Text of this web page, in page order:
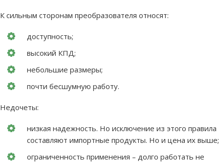
К сильным сторонам преобразователя относят:
доступность;
высокий КПД;
небольшие размеры;
почти бесшумную работу.
Недочеты:
низкая надежность. Но исключение из этого правила
составляют импортные продукты. Но и цена их выше;
ограниченность применения – долго работать не